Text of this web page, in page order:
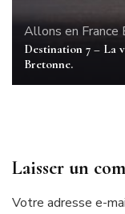
Allons en France
Destination 7 – La
Bretonne.
Laisser un
Votre adresse e-